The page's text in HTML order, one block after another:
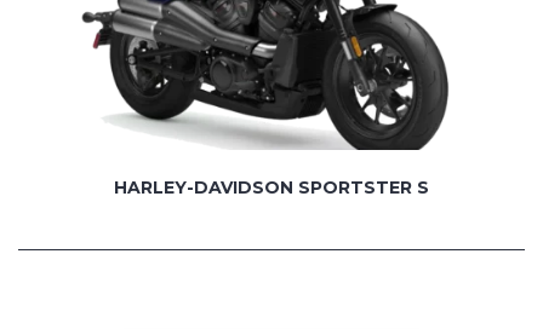
HARLEY-DAVIDSON SPORTSTER S